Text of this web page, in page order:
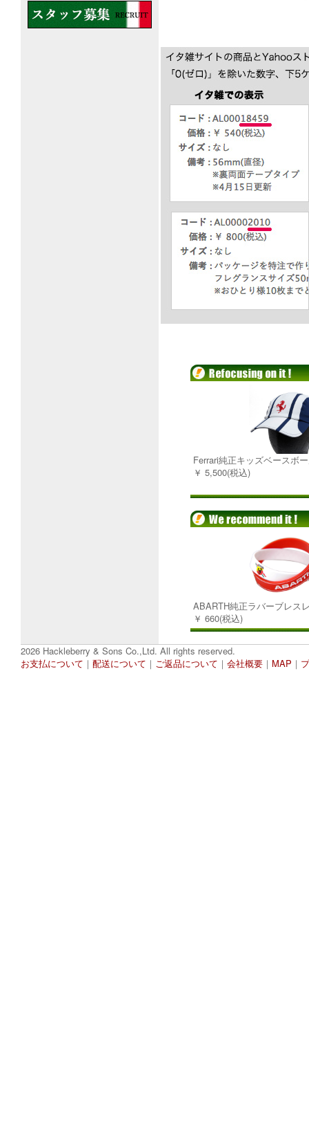
Ferrari純正キッズベースボ
￥ 5,500(税込)
ABARTH純正ラバーブレス
￥ 660(税込)
2026 Hackleberry & Sons Co.,Ltd. All rights reserved.
お支払について ｜ 配送について ｜ ご返品について ｜ 会社概要 ｜ MAP ｜